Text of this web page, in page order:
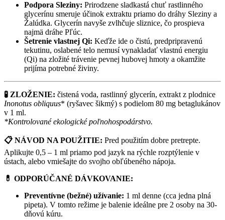
Podpora Sleziny: Prirodzene sladkastá chuť rastlinného
glycerínu smeruje účinok extraktu priamo do dráhy Sleziny a
Žalúdka. Glycerín navyše zvlhčuje sliznice, čo prospieva
najmä dráhe Pľúc.
Šetrenie vlastnej Qi: Keďže ide o čistú, predpripravenú
tekutinu, oslabené telo nemusí vynakladať vlastnú energiu
(Qi) na zložité trávenie pevnej hubovej hmoty a okamžite
prijíma potrebné živiny.
🧪 ZLOŽENIE: čistená voda, rastlinný glycerín, extrakt z plodnice
Inonotus obliquus* (ryšavec šikmý) s podielom 80 mg betaglukánov
v 1 ml.
*Kontrolované ekologické poľnohospodárstvo.
📋 NÁVOD NA POUŽITIE: Pred použitím dobre pretrepte.
Aplikujte 0,5 – 1 ml priamo pod jazyk na rýchle rozptýlenie v
ústach, alebo vmiešajte do svojho obľúbeného nápoja.
💊 ODPORÚČANÉ DÁVKOVANIE:
Preventívne (bežné) užívanie: 1 ml denne (cca jedna plná
pipeta). V tomto režime je balenie ideálne pre 2 osoby na 30-
dňovú kúru.